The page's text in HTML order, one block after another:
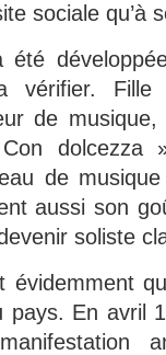
sociale qu’à
été
Fille
de
dolcezza
de
aussi son
soliste
évidemment
pays. En avril